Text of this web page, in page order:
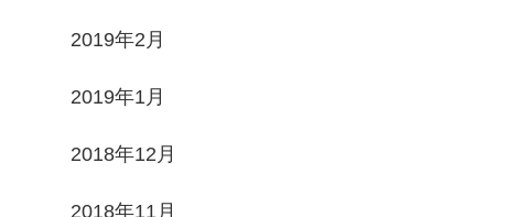
2019年2月
2019年1月
2018年12月
2018年11月